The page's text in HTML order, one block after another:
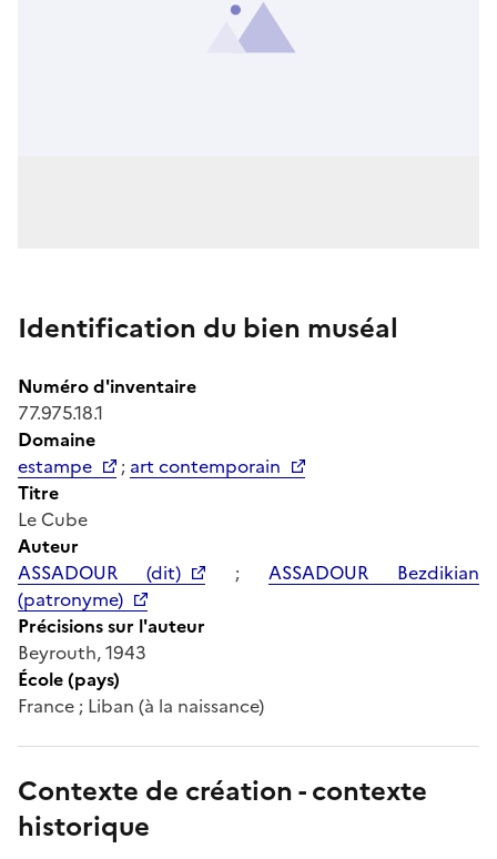
Identification du bien muséal
Numéro d'inventaire
77.975.18.1
Domaine
estampe
; art contemporain
Titre
Le Cube
Auteur
ASSADOUR (dit)
; ASSADOUR Bezdikian
(patronyme)
Précisions sur l'auteur
Beyrouth, 1943
École (pays)
France ; Liban (à la naissance)
Contexte de création - contexte
historique